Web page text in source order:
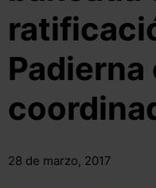
Padierna
28 de marzo, 2017